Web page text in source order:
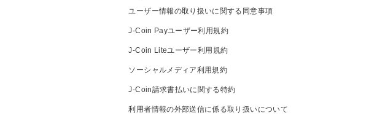
ユーザー情報の取り扱いに関する同意事項
J-Coin Payユーザー利用規約
J-Coin Liteユーザー利用規約
ソーシャルメディア利用規約
J-Coin請求書払いに関する特約
利用者情報の外部送信に係る取り扱いについて